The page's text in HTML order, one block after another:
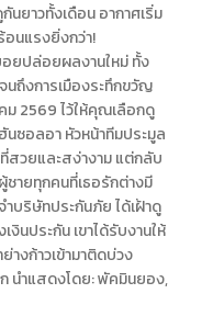
นยาวทั้งเดือน อากาศเริ่ม
นแรงยิ่งกว่า!
ยปล่อยผลงานใหม่ ทั้ง
นถึงการเมืองระทึกขวัญ
ม 2569 ไว้ให้คุณเลือกดู
นซอลอา หัวหน้าทีมประมูล
สวยและสง่างาม แต่กลับ
ชายทุกคนที่เธอรักต่างมี
บริษัทประกันภัย ได้เฝ้าดู
นประกัน เขาได้รับงานให้
างก้าวเข้ามาติดบ่วง
นำแสดงโดย: พัคมินยอง,